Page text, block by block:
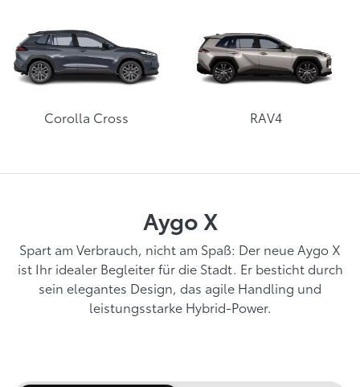
Corolla Cross RAV4
Aygo X
Spart am Verbrauch, nicht am Spaß: Der neue Aygo X
ist Ihr idealer Begleiter für die Stadt. Er besticht durch
sein elegantes Design, das agile Handling und
leistungsstarke Hybrid-Power.